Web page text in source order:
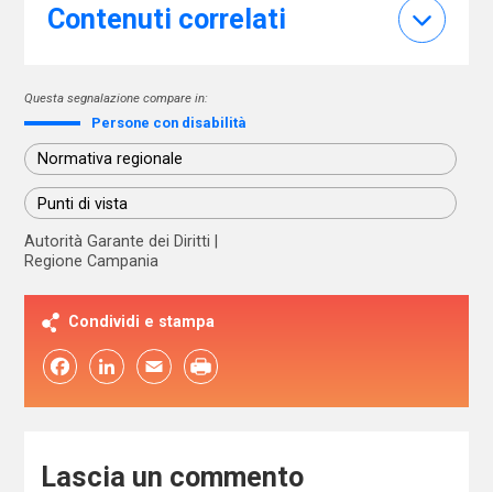
Contenuti correlati
Questa segnalazione compare in:
Persone con disabilità
Normativa regionale
Punti di vista
Autorità Garante dei Diritti
Regione Campania
Condividi e stampa
FacebookLinkedIn Email
Lascia un commento